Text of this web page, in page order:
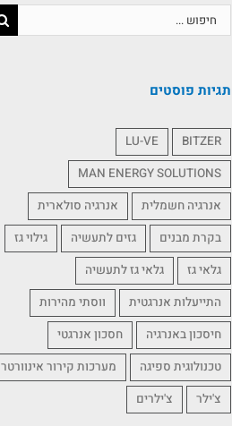
תגיות פוסטים
BITZER
LU-VE
MAN ENERGY SOLUTIONS
אנרגיה חשמלית
אנרגיה סולארית
בקרת מבנים
גזים לתעשיה
גילוי גז
גלאי גז
גלאי גז לתעשיה
התייעלות אנרגטית
ווסתי מהירות
חיסכון באנרגיה
חסכון אנרגטי
טכנולוגית ספיגה
מערכות קירור אינוורטר
צ'ילר
צ'ילרים